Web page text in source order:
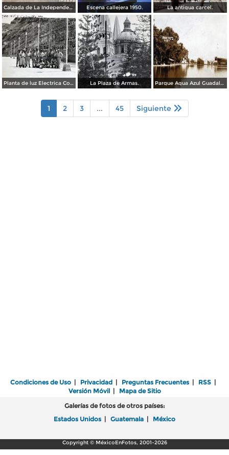
Calzada de La Independencia Guadalajara, Jalisco. ( Circulada el 10 de Febrero de 1931 ). Escena callejera 1950. La antigua carcel.
Planta de luz Electrica Colimilla. ( Fechada el 1 de Octubre de 1950 ). La Plaza de Armas. Parque Agua Azul Guadalajara, Jalisco.
1 2 3 ... 45 Siguiente
Condiciones de Uso | Privacidad | Preguntas Frecuentes | RSS |
Versión Móvil| Mapa de Sitio
Galerías de fotos de otros países:
Estados Unidos | Guatemala | México
Copyright © MéxicoEnFotos, 2001-2026